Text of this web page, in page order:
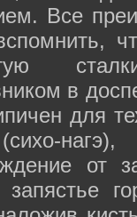
Все
в
для
от